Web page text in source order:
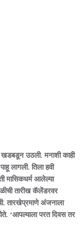
उठली. मनाशी काही
लागली. तिला हवी
मासिकधर्म आलेल्या
तारीख कॅलेंडरवर
तारखेप्रमाणे अंजनाला
‘आपल्याला परत दिवस तर